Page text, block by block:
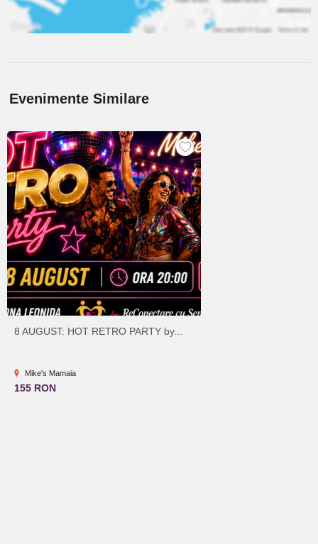
Evenimente Similare
8 AUGUST: HOT RETRO PARTY by...
Mike's Mamaia
155 RON